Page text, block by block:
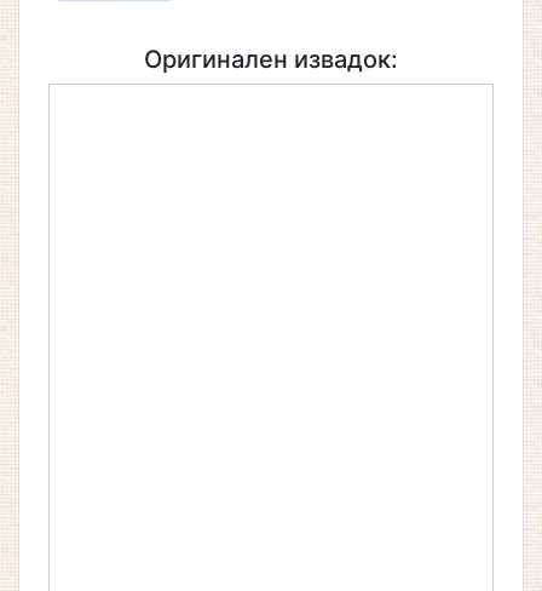
Оригинален извадок: